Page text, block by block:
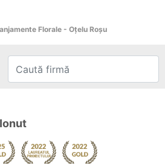
Florale - Oţelu Roşu